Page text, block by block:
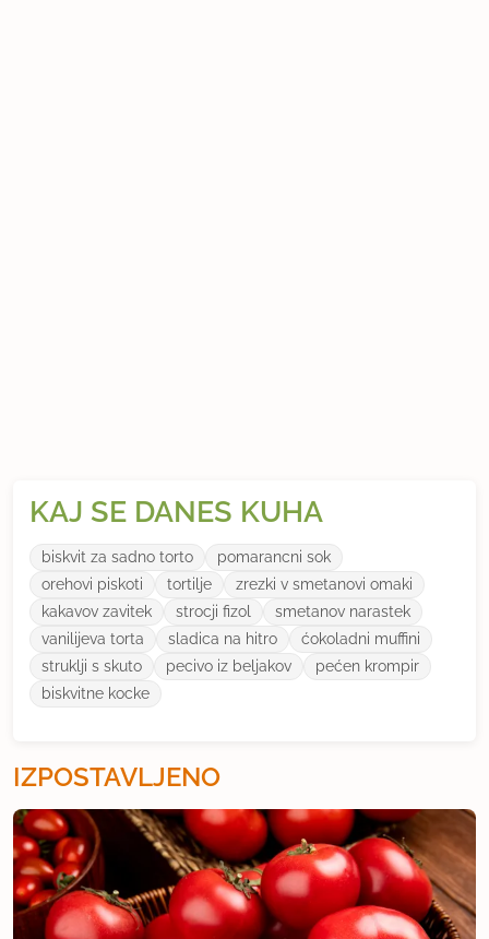
KAJ SE DANES KUHA
biskvit za sadno torto
pomarancni sok
orehovi piskoti
tortilje
zrezki v smetanovi omaki
kakavov zavitek
strocji fizol
smetanov narastek
vanilijeva torta
sladica na hitro
ćokoladni muffini
struklji s skuto
pecivo iz beljakov
pećen krompir
biskvitne kocke
IZPOSTAVLJENO